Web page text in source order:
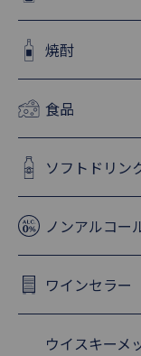
焼酎
食品
ソフトドリン
ノンアルコー
ワインセラー
ウイスキーメ